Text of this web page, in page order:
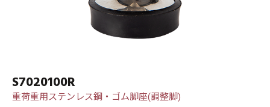
S7020100R
重荷重用ステンレス鋼・ゴム脚座(調整脚)